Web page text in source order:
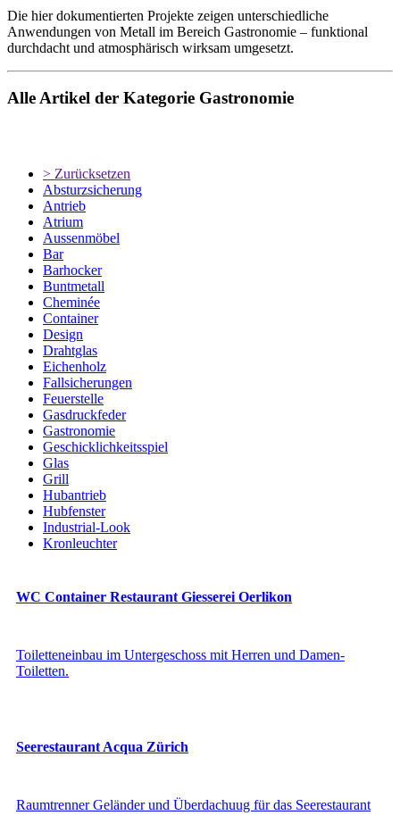
Die hier dokumentierten Projekte zeigen unterschiedliche
Anwendungen von Metall im Bereich Gastronomie – funktional
durchdacht und atmosphärisch wirksam umgesetzt.
Alle Artikel der Kategorie Gastronomie
> Zurücksetzen
Absturzsicherung
Antrieb
Atrium
Aussenmöbel
Bar
Barhocker
Buntmetall
Cheminée
Container
Design
Drahtglas
Eichenholz
Fallsicherungen
Feuerstelle
Gasdruckfeder
Gastronomie
Geschicklichkeitsspiel
Glas
Grill
Hubantrieb
Hubfenster
Industrial-Look
Kronleuchter
Leuchtschrift
Licht
Pendeltüre
Raumtrenner
Sichtschutz
Stehtisch
Streckmetall
WC Container Restaurant Giesserei Oerlikon
Toiletteneinbau im Untergeschoss mit Herren und Damen-
Toiletten.
Seerestaurant Acqua Zürich
Raumtrenner Geländer und Überdachuug für das Seerestaurant